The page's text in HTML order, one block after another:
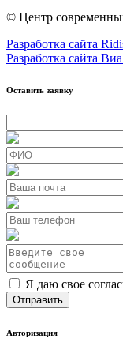
© Центр
Разработка сайта
Разработка сайта
Оставить заявку
Я даю свое
Авторизация